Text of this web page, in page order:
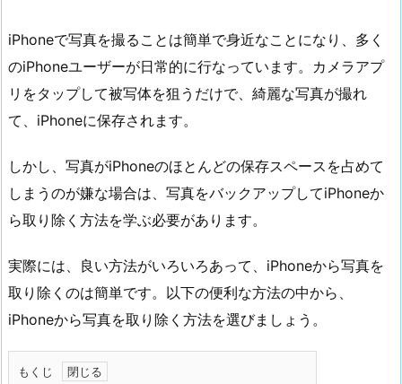
iPhoneで写真を撮ることは簡単で身近なことになり、多く
のiPhoneユーザーが日常的に行なっています。カメラアプ
リをタップして被写体を狙うだけで、綺麗な写真が撮れ
て、iPhoneに保存されます。
しかし、写真がiPhoneのほとんどの保存スペースを占めて
しまうのが嫌な場合は、写真をバックアップしてiPhoneか
ら取り除く方法を学ぶ必要があります。
実際には、良い方法がいろいろあって、iPhoneから写真を
取り除くのは簡単です。以下の便利な方法の中から、
iPhoneから写真を取り除く方法を選びましょう。
もくじ